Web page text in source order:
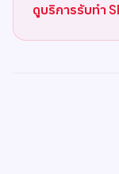
ดูบริการรับทำ